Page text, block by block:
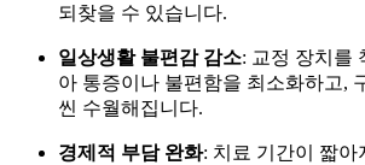
되찾을 수 있습니다.
일상생활 불편감 감소: 교정 장치를
아 통증이나 불편함을 최소화하고,
씬 수월해집니다.
경제적 부담 완화: 치료 기간이 짧